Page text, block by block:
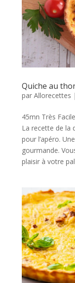
Quiche au
par Allorecettes |
45mn Très
La recette de la
pour l’apéro.
gourmande.
plaisir à votre